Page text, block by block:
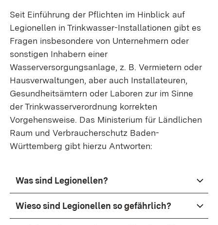
Seit Einführung der Pflichten im Hinblick auf
Legionellen in Trinkwasser-Installationen gibt es
Fragen insbesondere von Unternehmern oder
sonstigen Inhabern einer
Wasserversorgungsanlage, z. B. Vermietern oder
Hausverwaltungen, aber auch Installateuren,
Gesundheitsämtern oder Laboren zur im Sinne
der Trinkwasserverordnung korrekten
Vorgehensweise. Das Ministerium für Ländlichen
Raum und Verbraucherschutz Baden-
Württemberg gibt hierzu Antworten:
Was sind Legionellen?
Wieso sind Legionellen so gefährlich?